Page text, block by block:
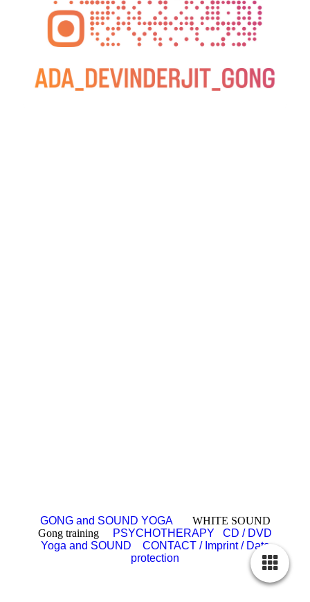
GONG and SOUND YOGAWHITE SOUND
Gong training
PSYCHOTHERAPY
CD / DVD
Yoga and SOUND
CONTACT / Imprint / Data
protection